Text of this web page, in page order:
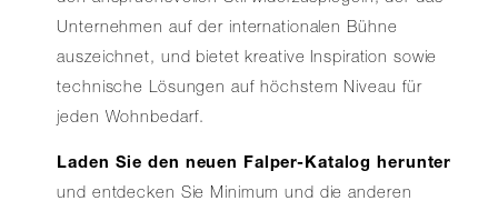
Unternehmen auf der internationalen Bühne
auszeichnet, und bietet kreative Inspiration sowie
technische Lösungen auf höchstem Niveau für
jeden Wohnbedarf.
Laden Sie den neuen Falper-Katalog herunter
und entdecken Sie Minimum und die anderen